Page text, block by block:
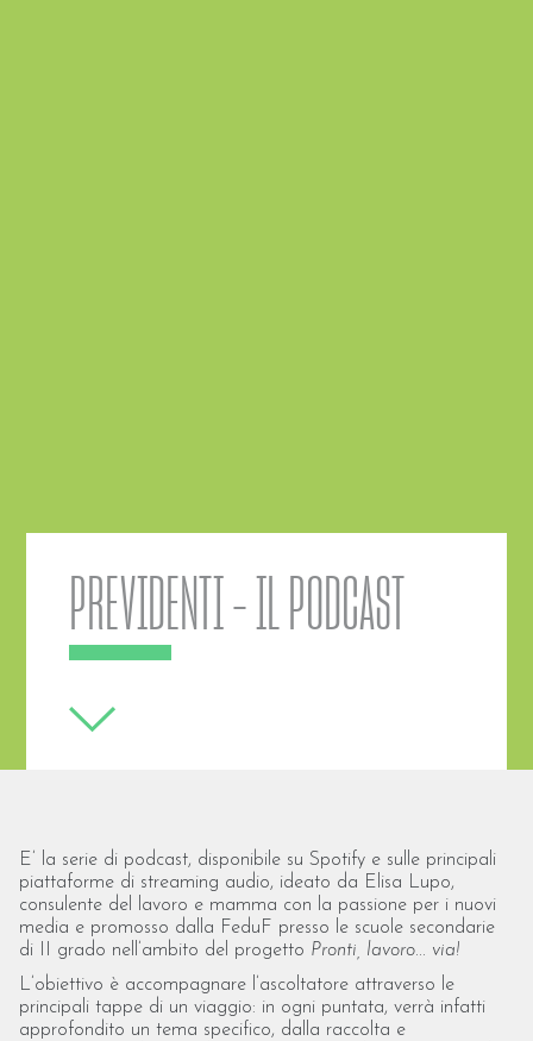
PREVIDENTI - IL PODCAST
E’ la serie di podcast, disponibile su Spotify e sulle principali
piattaforme di streaming audio, ideato da Elisa Lupo,
consulente del lavoro e mamma con la passione per i nuovi
media e promosso dalla FeduF presso le scuole secondarie
di II grado nell’ambito del progetto Pronti, lavoro... via!
L’obiettivo è accompagnare l’ascoltatore attraverso le
principali tappe di un viaggio: in ogni puntata, verrà infatti
approfondito un tema specifico, dalla raccolta e